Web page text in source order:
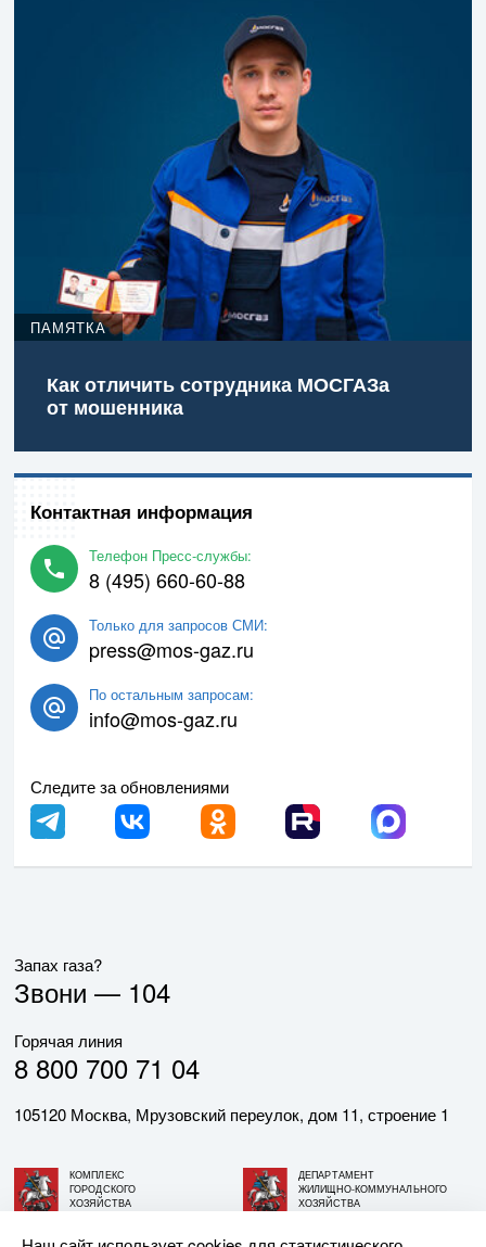
ПАМЯТКА
Как отличить сотрудника МОСГАЗа
от мошенника
Контактная информация
Телефон Пресс-службы:
8 (495) 660-60-88
Только для запросов СМИ:
press@mos-gaz.ru
По остальным запросам:
info@mos-gaz.ru
Следите за обновлениями
Запах газа?
Звони — 104
Горячая линия
8 800 700 71 04
105120 Москва, Мрузовский переулок, дом 11, строение 1
КОМПЛЕКС
ГОРОДСКОГО
ХОЗЯЙСТВА
ДЕПАРТАМЕНТ
ЖИЛИЩНО-КОММУНАЛЬНОГО
ХОЗЯЙСТВА